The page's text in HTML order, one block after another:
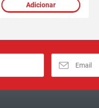
Adicionar